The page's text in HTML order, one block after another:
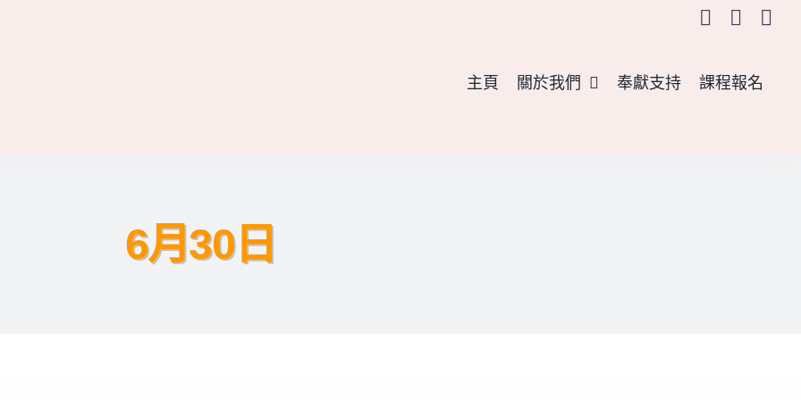
主頁 關於我們 奉獻支持 課程報名
6月30日